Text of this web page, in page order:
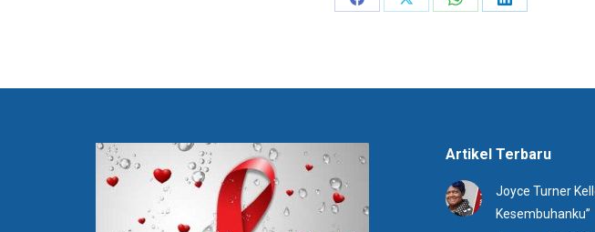
Share
Share
Share
Share
Artikel Terbaru
Joyce Turner
Kesembuhanku”